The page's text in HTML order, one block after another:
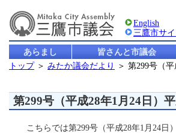
English
三鷹市サイ
あらまし 皆さんと市議会
トップ＞ みたか議会だより ＞ 第299号（
第299号（平成28年1月24日）
こちらでは第299号（平成28年1月24日